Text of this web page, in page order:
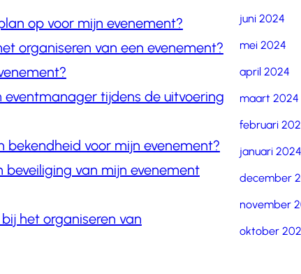
op voor mijn evenement?
organiseren van een evenement?
tijdens de uitvoering
bekendheid voor mijn evenement?
van mijn evenement
het organiseren van
juni 2024
mei 2024
april 2024
maart 2024
februari
januari 2024
december
november
oktober